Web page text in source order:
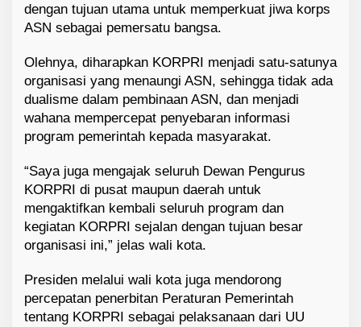
dengan tujuan utama untuk memperkuat jiwa korps
ASN sebagai pemersatu bangsa.
Olehnya, diharapkan KORPRI menjadi satu-satunya
organisasi yang menaungi ASN, sehingga tidak ada
dualisme dalam pembinaan ASN, dan menjadi
wahana mempercepat penyebaran informasi
program pemerintah kepada masyarakat.
“Saya juga mengajak seluruh Dewan Pengurus
KORPRI di pusat maupun daerah untuk
mengaktifkan kembali seluruh program dan
kegiatan KORPRI sejalan dengan tujuan besar
organisasi ini,” jelas wali kota.
Presiden melalui wali kota juga mendorong
percepatan penerbitan Peraturan Pemerintah
tentang KORPRI sebagai pelaksanaan dari UU